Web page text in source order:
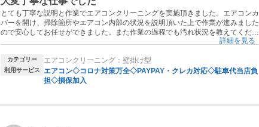
ドアの開閉なども注意を払ってくれて、丁寧に作業していただきました。
またお願いしたいと思います。
とても丁寧な説明と作業でエアコンクリーニングを実施頂きました。エアコンカ
バーを開け、掃除箇所やエアコン内部の状況を説明頂いた上で作業が進みました
ので安心してお任せができました。また作業の過程でも汚れ状況を教えてくださ
ったので、いかに定期的な掃除が必要か気が付くことができました。終了後のエ
期的な掃除の重要性をしみじみと感じました。作業員の方、社員の方の対応も親
切かつ適切であり、次回の掃除も是非エバークリーン社にお願いしたいと思いま
詳細を見る
カテゴリー エアコンクリーニング：壁掛け型
利用サービス
エアコン◇コロナ対策万全◇PAYPAY・クレカ対応◇駐車代当店負
担◇損保加入